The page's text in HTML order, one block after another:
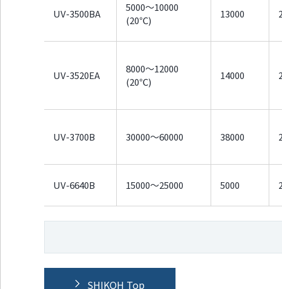
UV-3500BA
5000～10000
(20℃)
13000 2
UV-3520EA
8000～12000
(20℃)
14000 2
UV-3700B 30000～60000 38000 2
UV-6640B 15000～25000 5000 2
SHIKOH Top